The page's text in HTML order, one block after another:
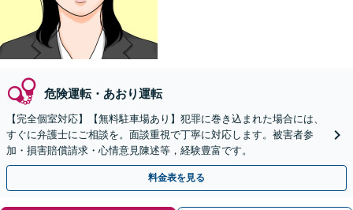
危険運転・あおり運転
【完全個室対応】【無料駐車場あり】犯罪に巻き込まれた場合には、
すぐに弁護士にご相談を。面談重視で丁寧に対応します。被害者参
加・損害賠償請求・心情意見陳述等，経験豊富です。
料金表を見る